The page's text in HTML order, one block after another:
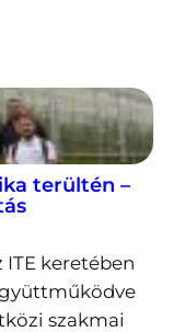
terültén –
keretében
szakmai